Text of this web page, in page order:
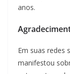
anos.
Em suas redes
manifestou